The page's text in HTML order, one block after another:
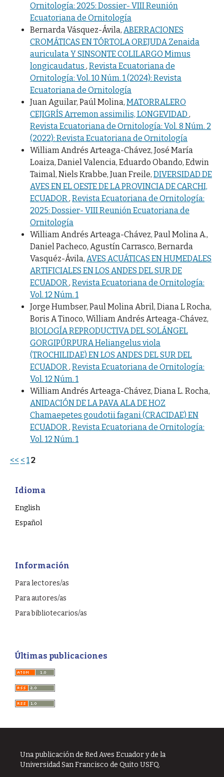
Ornitología: 2025: Dossier- VIII Reunión
Ecuatoriana de Ornitología
Bernarda Vásquez-Ávila, ABERRACIONES
CROMÁTICAS EN TÓRTOLA OREJUDA Zenaida
auriculata Y SINSONTE COLILARGO Mimus
longicaudatus , Revista Ecuatoriana de
Ornitología: Vol. 10 Núm. 1 (2024): Revista
Ecuatoriana de Ornitología
Juan Aguilar, Paúl Molina, MATORRALERO
CEJIGRÍS Arremon assimilis, LONGEVIDAD ,
Revista Ecuatoriana de Ornitología: Vol. 8 Núm. 2
(2022): Revista Ecuatoriana de Ornitología
William Andrés Arteaga-Chávez, José María
Loaiza, Daniel Valencia, Eduardo Obando, Edwin
Taimal, Niels Krabbe, Juan Freile, DIVERSIDAD DE
AVES EN EL OESTE DE LA PROVINCIA DE CARCHI,
ECUADOR, Revista Ecuatoriana de Ornitología:
2025: Dossier- VIII Reunión Ecuatoriana de
Ornitología
William Andrés Arteaga-Chávez, Paul Molina A.,
Daniel Pacheco, Agustín Carrasco, Bernarda
Vasquéz-Ávila, AVES ACUÁTICAS EN HUMEDALES
ARTIFICIALES EN LOS ANDES DEL SUR DE
ECUADOR, Revista Ecuatoriana de Ornitología:
Vol. 12 Núm. 1
Jorge Humbser, Paul Molina Abril, Diana L Rocha,
Boris A Tinoco, William Andrés Arteaga-Chávez,
BIOLOGÍA REPRODUCTIVA DEL SOLÁNGEL
GORGIPÚRPURA Heliangelus viola
(TROCHILIDAE) EN LOS ANDES DEL SUR DEL
ECUADOR, Revista Ecuatoriana de Ornitología:
Vol. 12 Núm. 1
William Andrés Arteaga-Chávez, Diana L. Rocha,
ANIDACIÓN DE LA PAVA ALA DE HOZ
Chamaepetes goudotii fagani (CRACIDAE) EN
ECUADOR, Revista Ecuatoriana de Ornitología:
Vol. 12 Núm. 1
<< < 12
Idioma
English
Español
Información
Para lectores/as
Para autores/as
Para bibliotecarios/as
Últimas publicaciones
Una publicación de Red Aves Ecuador y de la
Universidad San Francisco de Quito USFQ.